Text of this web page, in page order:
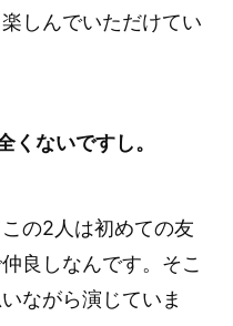
しんでいただけてい
ないですし。
の2人は初めての友
良しなんです。そこ
ながら演じていま